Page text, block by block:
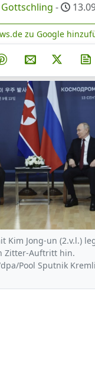
-
news.de
zu Google
Teilen auf Facebook
Teilen auf
Teilen auf Pinterest
Per E-Mail
Post
Kim Jong-un (2.v.l.)
Zitter-Auftritt hin.
Pool Sputnik